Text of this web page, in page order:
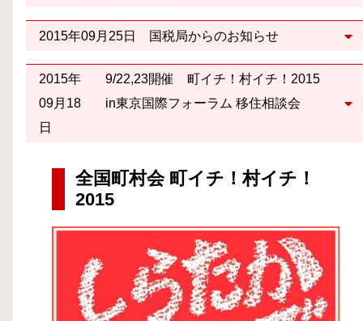
2015年09月25日 国税局からのお知らせ
2015年
09月18
日
9/22,23開催 町イチ！村イチ！2015
in東京国際フォーラム 移住相談会
全国町村会 町イチ！村イチ！
2015